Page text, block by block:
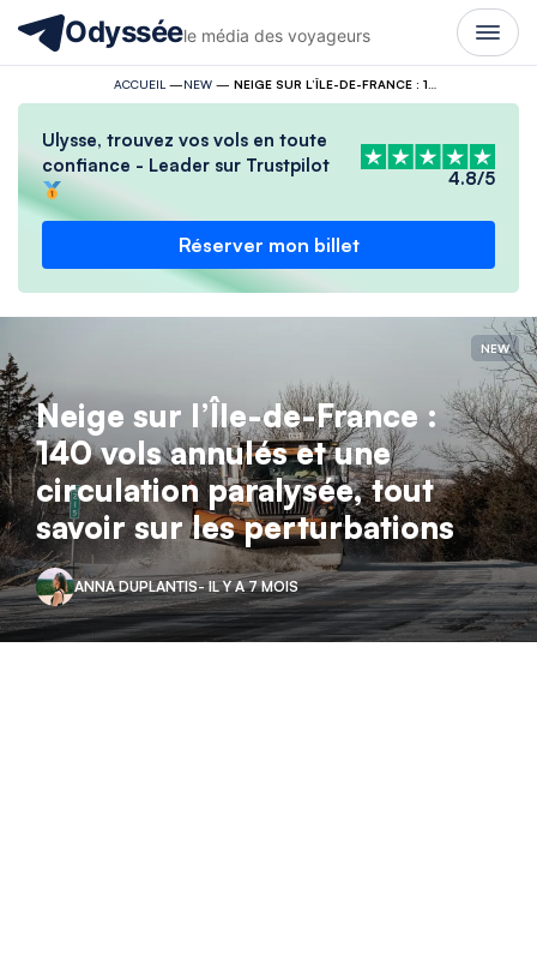
Odysséele média des voyageurs
ACCUEIL —NEW—
Ulysse, trouvez vos vols en toute
confiance - Leader sur Trustpilot
4.8/5
Réserver mon billet
NEW
Neige sur l’Île-de-France :
140 vols annulés et une
circulation paralysée, tout
savoir sur les perturbations
ANNA DUPLANTIS- IL Y A 7 MOIS